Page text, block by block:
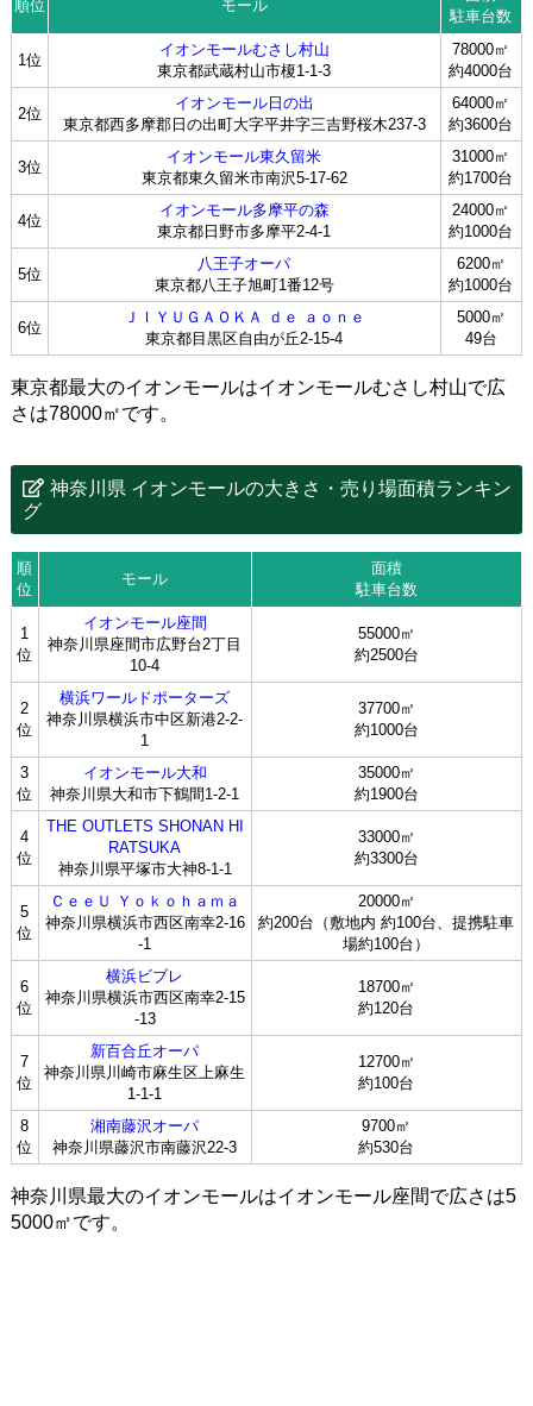
順位 モール
駐車台数
1位
イオンモールむさし村山
東京都武蔵村山市榎1-1-3
78000㎡
約4000台
2位
イオンモール日の出
東京都西多摩郡日の出町大字平井字三吉野桜木237-3
64000㎡
約3600台
3位
イオンモール東久留米
東京都東久留米市南沢5-17-62
31000㎡
約1700台
4位
イオンモール多摩平の森
東京都日野市多摩平2-4-1
24000㎡
約1000台
5位
八王子オーパ
東京都八王子旭町1番12号
6200㎡
約1000台
6位
ＪＩＹＵＧＡＯＫＡ ｄｅ ａｏｎｅ
東京都目黒区自由が丘2-15-4
5000㎡
49台
東京都最大のイオンモールはイオンモールむさし村山で広
さは78000㎡です。
神奈川県 イオンモールの大きさ・売り場面積ランキン
グ
順
位
モール
面積
駐車台数
1
位
イオンモール座間
神奈川県座間市広野台2丁目
10-4
55000㎡
約2500台
2
位
横浜ワールドポーターズ
神奈川県横浜市中区新港2-2-
1
37700㎡
約1000台
3
位
イオンモール大和
神奈川県大和市下鶴間1-2-1
35000㎡
約1900台
4
位
THE OUTLETS SHONAN HI
RATSUKA
神奈川県平塚市大神8-1-1
33000㎡
約3300台
5
位
ＣｅｅＵ Ｙｏｋｏｈａｍａ
神奈川県横浜市西区南幸2-16
-1
20000㎡
約200台（敷地内 約100台、提携駐車
場約100台）
6
位
横浜ビブレ
神奈川県横浜市西区南幸2-15
-13
18700㎡
約120台
7
位
新百合丘オーパ
神奈川県川崎市麻生区上麻生
1-1-1
12700㎡
約100台
8
位
湘南藤沢オーパ
神奈川県藤沢市南藤沢22-3
9700㎡
約530台
神奈川県最大のイオンモールはイオンモール座間で広さは5
5000㎡です。